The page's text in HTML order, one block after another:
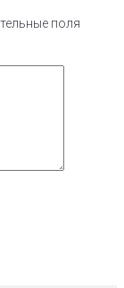
поля